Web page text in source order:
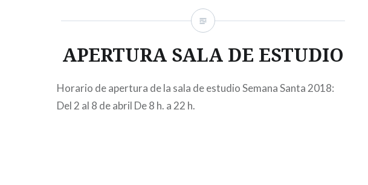
APERTURA SALA DE ESTUDIO
Horario de apertura de la sala de estudio Semana Santa 2018:
Del 2 al 8 de abril De 8 h. a 22 h.